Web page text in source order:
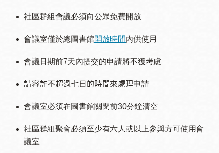
社區群組會議必須向公眾免費開放
會議室僅於總圖書館開放時間內供使用
會議日期前7天內提交的申請將不獲考慮
請容許不超過七日 的時間來處理申請
會議室必須在圖書館關閉前30分鐘清空
社區群組聚會必須至少有六人或以上參與方可使用會
議室